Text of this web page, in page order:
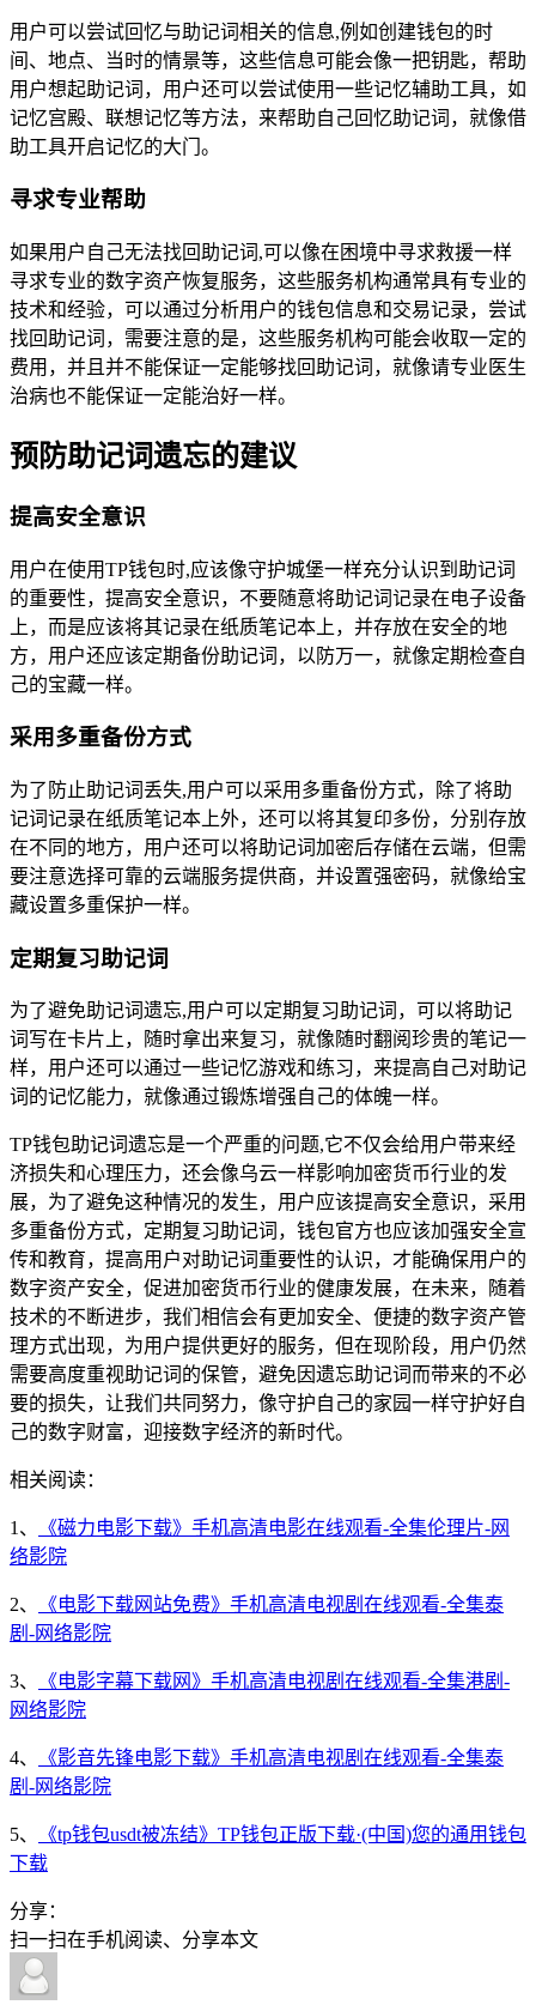
用户可以尝试回忆与助记词相关的信息,例如创建钱包的时
间、地点、当时的情景等，这些信息可能会像一把钥匙，帮助
用户想起助记词，用户还可以尝试使用一些记忆辅助工具，如
记忆宫殿、联想记忆等方法，来帮助自己回忆助记词，就像借
助工具开启记忆的大门。
寻求专业帮助
如果用户自己无法找回助记词,可以像在困境中寻求救援一样
寻求专业的数字资产恢复服务，这些服务机构通常具有专业的
技术和经验，可以通过分析用户的钱包信息和交易记录，尝试
找回助记词，需要注意的是，这些服务机构可能会收取一定的
费用，并且并不能保证一定能够找回助记词，就像请专业医生
治病也不能保证一定能治好一样。
预防助记词遗忘的建议
提高安全意识
用户在使用TP钱包时,应该像守护城堡一样充分认识到助记词
的重要性，提高安全意识，不要随意将助记词记录在电子设备
上，而是应该将其记录在纸质笔记本上，并存放在安全的地
方，用户还应该定期备份助记词，以防万一，就像定期检查自
己的宝藏一样。
采用多重备份方式
为了防止助记词丢失,用户可以采用多重备份方式，除了将助
记词记录在纸质笔记本上外，还可以将其复印多份，分别存放
在不同的地方，用户还可以将助记词加密后存储在云端，但需
要注意选择可靠的云端服务提供商，并设置强密码，就像给宝
藏设置多重保护一样。
定期复习助记词
为了避免助记词遗忘,用户可以定期复习助记词，可以将助记
词写在卡片上，随时拿出来复习，就像随时翻阅珍贵的笔记一
样，用户还可以通过一些记忆游戏和练习，来提高自己对助记
词的记忆能力，就像通过锻炼增强自己的体魄一样。
TP钱包助记词遗忘是一个严重的问题,它不仅会给用户带来经
济损失和心理压力，还会像乌云一样影响加密货币行业的发
展，为了避免这种情况的发生，用户应该提高安全意识，采用
多重备份方式，定期复习助记词，钱包官方也应该加强安全宣
传和教育，提高用户对助记词重要性的认识，才能确保用户的
数字资产安全，促进加密货币行业的健康发展，在未来，随着
技术的不断进步，我们相信会有更加安全、便捷的数字资产管
理方式出现，为用户提供更好的服务，但在现阶段，用户仍然
需要高度重视助记词的保管，避免因遗忘助记词而带来的不必
要的损失，让我们共同努力，像守护自己的家园一样守护好自
己的数字财富，迎接数字经济的新时代。
相关阅读：
1、
《磁力电影下载》手机高清电影在线观看-全集伦理片-网
络影院
2、
《电影下载网站免费》手机高清电视剧在线观看-全集泰
剧-网络影院
3、
《电影字幕下载网》手机高清电视剧在线观看-全集港剧-
网络影院
4、
《影音先锋电影下载》手机高清电视剧在线观看-全集泰
剧-网络影院
5、
《tp钱包usdt被冻结》TP钱包正版下载·(中国)您的通用钱包
下载
分享：
扫一扫在手机阅读、分享本文